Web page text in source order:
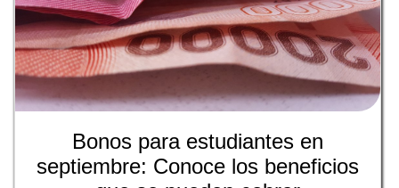
Bonos para estudiantes en
septiembre: Conoce los beneficios